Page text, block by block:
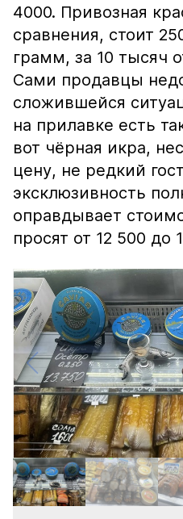
4000. Привозная
сравнения, стоит
грамм, за 10 тысяч
Сами продавцы
сложившейся
на прилавке есть
вот чёрная икра,
цену, не редкий
эксклюзивность
оправдывает
просят от 12 500 до